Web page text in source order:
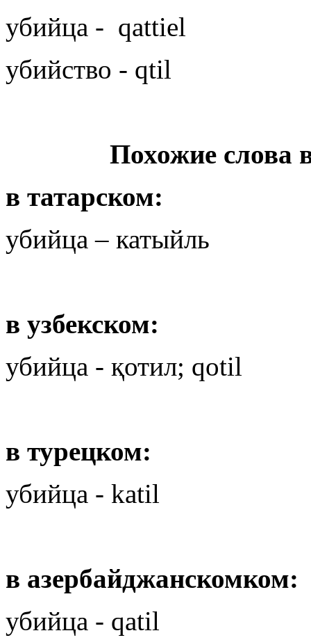
убийца - qattiel
убийство - qtil
Похожие слова
в татарском:
убийца – катыйль
в узбекском:
убийца - қотил; qotil
в турецком:
убийца - katil
в азербайджанскомком:
убийца - qatil